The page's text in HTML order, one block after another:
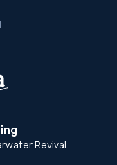
Revival